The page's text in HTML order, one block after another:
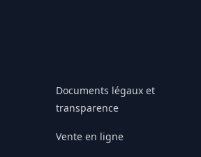
journalistique
Documents légaux et
transparence
Vente en ligne